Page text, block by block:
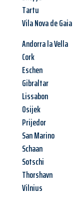
Tartu
Vila Nova de Gaia
Andorra la Vella
Cork
Eschen
Gibraltar
Lissabon
Osijek
Prijedor
San Marino
Schaan
Sotschi
Thorshavn
Vilnius